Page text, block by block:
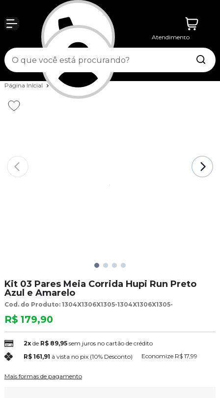
Atendimento
Página Inicial Running Meias
Kit 03 Pares Meia Corrida Hupi Run Preto
Azul e Amarelo
Cod. do Produto: 1304X1306X1305-1304X1306X1305-
R$ 179,90
2xde R$ 89,95 sem juros no cartão de crédito
R$ 161,91 à vista no pix (10% Desconto) Economize R$ 17,99
Mais formas de pagamento